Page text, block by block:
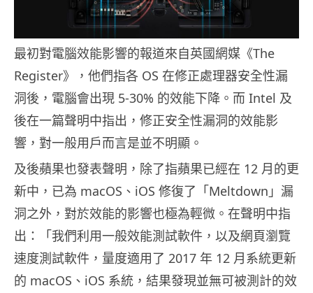
最初對電腦效能影響的報道來自英國網媒《The
Register》，他們指各 OS 在修正處理器安全性漏
洞後，電腦會出現 5-30% 的效能下降。而 Intel 及
後在一篇聲明中指出，修正安全性漏洞的效能影
響，對一般用戶而言是並不明顯。
及後蘋果也發表聲明，除了指蘋果已經在 12 月的更
新中，已為 macOS、iOS 修復了「Meltdown」漏
洞之外，對於效能的影響也極為輕微。在聲明中指
出：「我們利用一般效能測試軟件，以及網頁瀏覽
速度測試軟件，量度適用了 2017 年 12 月系統更新
的 macOS、iOS 系統，結果發現並無可被測計的效